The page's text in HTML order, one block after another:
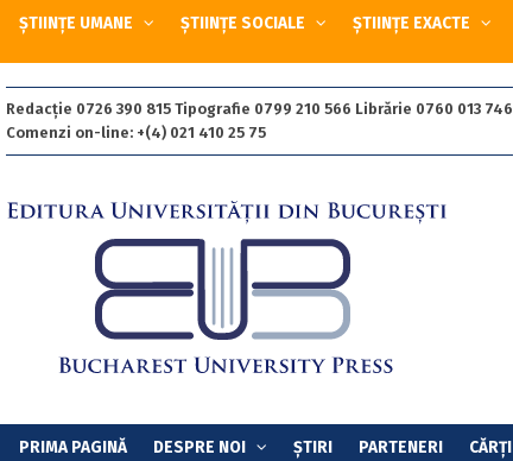
ȘTIINȚE UMANE ȘTIINȚE SOCIALE ȘTIINȚE EXACTE
Redacție 0726 390 815 Tipografie 0799 210 566 Librărie 0760 013 746
Comenzi on-line: +(4) 021 410 25 75
PRIMA PAGINĂ DESPRE NOI ȘTIRI PARTENERI CĂRȚI